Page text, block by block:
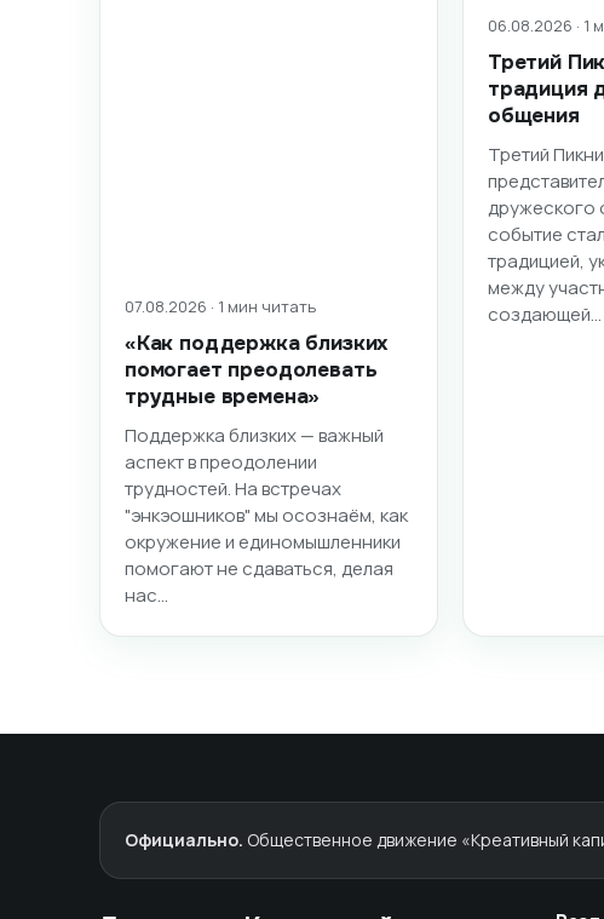
07.08.2026 · 1 мин читать
«Как поддержка близких
помогает преодолевать
трудные времена»
Поддержка близких — важный
аспект в преодолении
трудностей. На встречах
"энкэошников" мы осознаём, как
окружение и единомышленники
помогают не сдаваться, делая
нас…
06.08.2026 · 1
Третий
традиция
общения
Третий
дружеского
событие
традицией,
между
создающей…
Официально. Общественное движение «Креативный